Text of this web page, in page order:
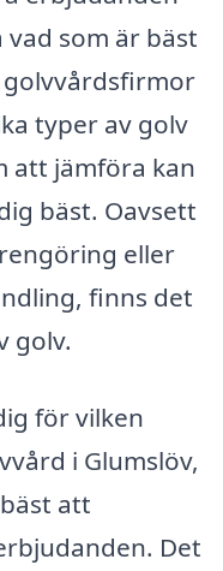
som är bäst
golvvårdsfirmor
typer av golv
att jämföra kan
bäst. Oavsett
eller
finns det
golv.
för vilken
i Glumslöv,
att
Det